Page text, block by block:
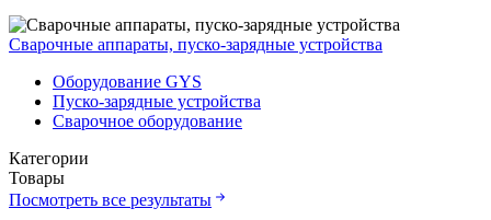
Сварочные аппараты, пуско-зарядные устройства
Оборудование GYS
Пуско-зарядные устройства
Сварочное оборудование
Категории
Товары
Посмотреть все результаты